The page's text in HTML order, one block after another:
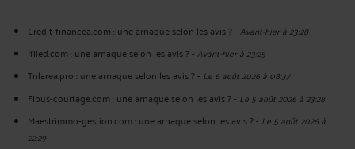
Credit-financea.com : une arnaque selon les avis ?-Avant-hier à 23:28
Ifiied.com : une arnaque selon les avis ?-Avant-hier à 23:25
Tnlarea.pro : une arnaque selon les avis ?- Le 6 août 2026 à 08:37
Fibus-courtage.com : une arnaque selon les avis ?- Le 5 août 2026 à 23:28
Maestrimmo-gestion.com : une arnaque selon les avis ?- Le 5 août 2026 à
22:29